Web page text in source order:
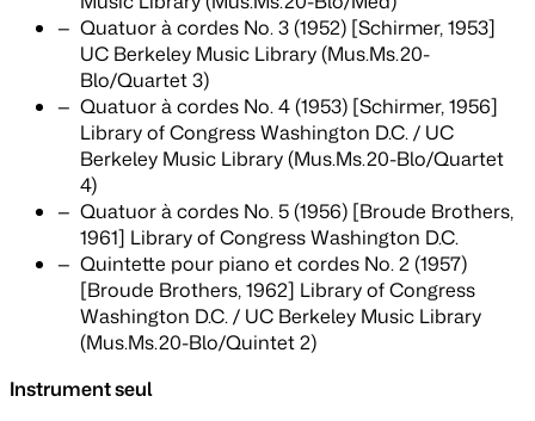
Quatuor à cordes No. 3 (1952) [Schirmer, 1953]
UC Berkeley Music Library (Mus.Ms.20-
Blo/Quartet 3)
Quatuor à cordes No. 4 (1953) [Schirmer, 1956]
Library of Congress Washington D.C. / UC
Berkeley Music Library (Mus.Ms.20-Blo/Quartet
4)
Quatuor à cordes No. 5 (1956) [Broude Brothers,
1961] Library of Congress Washington D.C.
Quintette pour piano et cordes No. 2 (1957)
[Broude Brothers, 1962] Library of Congress
Washington D.C. / UC Berkeley Music Library
(Mus.Ms.20-Blo/Quintet 2)
Instrument seul